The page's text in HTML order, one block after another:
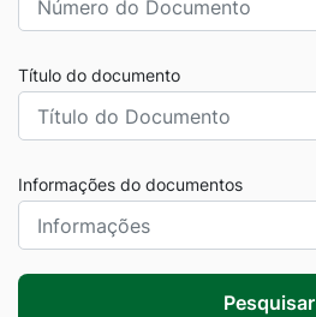
Título do documento
Informações do documentos
Pesquisar